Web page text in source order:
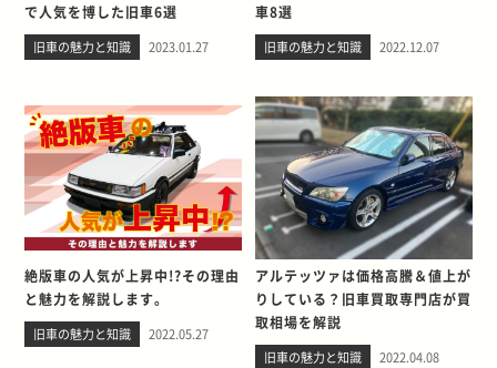
で人気を博した旧車6選
旧車の魅力と知識 2023.01.27
車8選
旧車の魅力と知識 2022.12.07
絶版車の人気が上昇中!?その理由
と魅力を解説します。
旧車の魅力と知識 2022.05.27
アルテッツァは価格高騰＆値上が
りしている？旧車買取専門店が買
取相場を解説
旧車の魅力と知識 2022.04.08